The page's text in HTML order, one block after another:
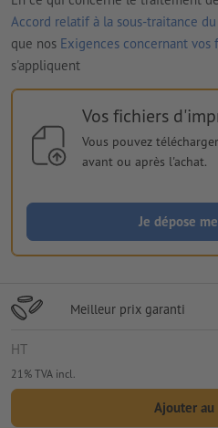
Accord relatif à la sous-traitance
que nos Exigences concernant vos
s'appliquent
Vos fichiers
Vous pouvez
avant ou après l'achat.
Je dépose
Meilleur prix garanti
HT
21% TVA incl.
Ajouter au